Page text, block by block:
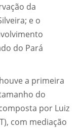
da
e o
do Pará
a primeira
do
por Luiz
com mediação